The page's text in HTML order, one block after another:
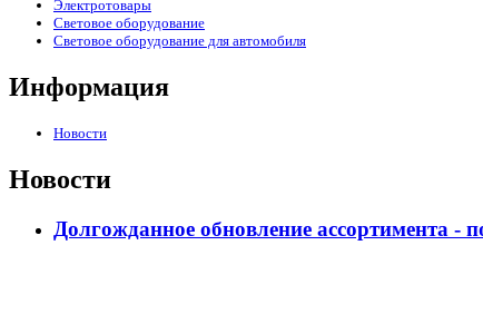
Электротовары
Световое оборудование
Световое оборудование для автомобиля
Информация
Новости
Новости
Долгожданное обновление ассортимента -